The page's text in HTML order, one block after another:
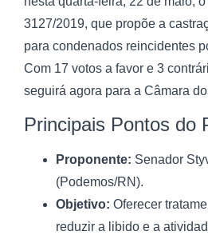
3127/2019, que propõe a
para condenados reincidentes
Com 17 votos a favor e 3
seguirá agora para a Câmara
Principais Pontos do
Proponente: Senador
(Podemos/RN).
Objetivo: Oferecer
reduzir a libido e a